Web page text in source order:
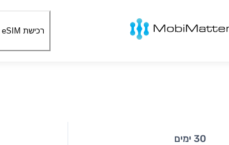
רכישת eSIM
30 ימים